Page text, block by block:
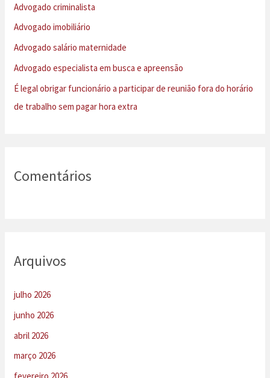
p
o
r
:
Advogado criminalista
Advogado imobiliário
Advogado salário maternidade
Advogado especialista em busca e apreensão
É legal obrigar funcionário a participar de reunião fora do horário
de trabalho sem pagar hora extra
Comentários
Arquivos
julho 2026
junho 2026
abril 2026
março 2026